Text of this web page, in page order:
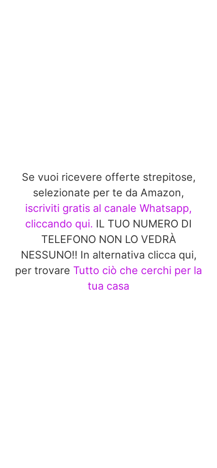
Se vuoi ricevere offerte strepitose,
selezionate per te da Amazon,
iscriviti gratis al canale Whatsapp,
cliccando qui. IL TUO NUMERO DI
TELEFONO NON LO VEDRÀ
NESSUNO!! In alternativa clicca qui,
per trovare Tutto ciò che cerchi per la
tua casa